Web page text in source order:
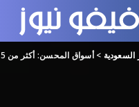
السعودية >أسواق المحسن: أكثر من 15 عامًا من الثقة والجودة في خدمة المستهلك السعودي